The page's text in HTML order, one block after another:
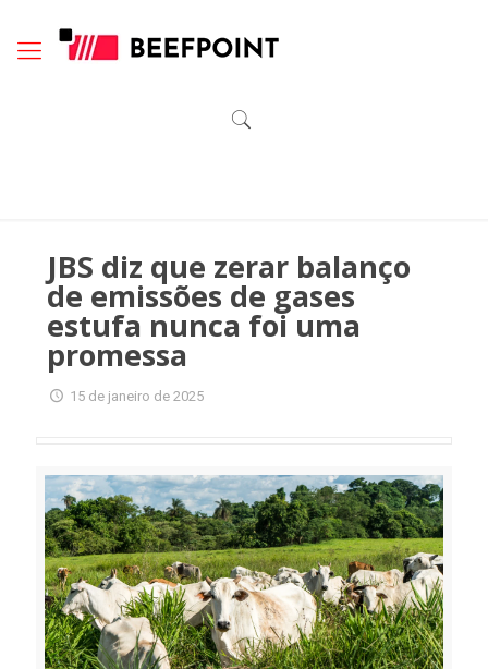
JBS diz que zerar balanço
de emissões de gases
estufa nunca foi uma
promessa
15 de janeiro de 2025